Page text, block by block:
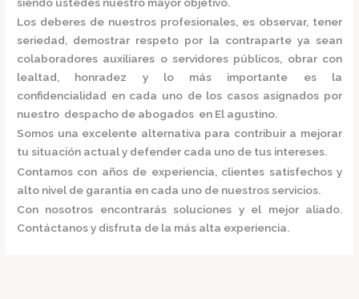
Los deberes de nuestros profesionales, es observar, tener
seriedad, demostrar respeto por la contraparte ya sean
colaboradores auxiliares o servidores públicos, obrar con
lealtad, honradez y lo más importante es la
confidencialidad en cada uno de los casos asignados por
nuestro despacho de abogados en El agustino.
Somos una excelente alternativa para contribuir a mejorar
tu situación actual y defender cada uno de tus intereses.
Contamos con años de experiencia, clientes satisfechos y
alto nivel de garantía en cada uno de nuestros servicios.
Con nosotros encontrarás soluciones y el mejor aliado.
Contáctanos y disfruta de la más alta experiencia.